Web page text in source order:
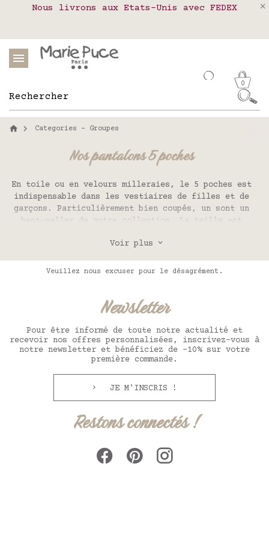
Notre site part en vacances !
Nous livrons aux Etats-Unis avec FEDEX
Livraison en relais colis en France,
0
Categories - Groupes
Nos pantalons 5 poches
En toile ou en velours milleraies, le 5 poches est
indispensable dans les vestiaires de filles et de
garçons. Particulièrement bien coupés, un sont un
best-seller de notre collection. La taille est
Voir plus
Veuillez nous excuser pour le désagrément.
Newsletter
Pour être informé de toute notre actualité et
recevoir nos offres personnalisées, inscrivez-vous à
notre newsletter et bénéficiez de -10% sur votre
première commande.
JE M'INSCRIS !
Restons connectés !